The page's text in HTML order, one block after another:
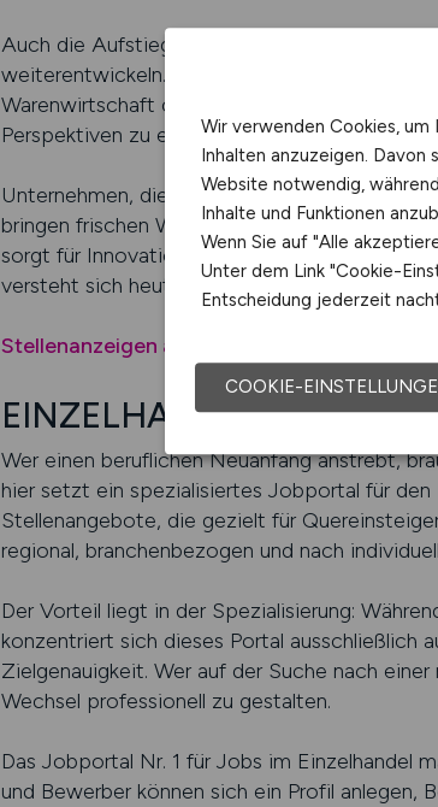
Auch die Aufstiegsmöglichkeiten für
weiterentwickeln. Schulungen, Workshops
Warenwirtschaft oder das Filialmanagement.
Perspektiven zu entdecken und gezielt zu
Unternehmen, die regelmäßig neue
bringen frischen Wind, praktische Erfahrung
sorgt für Innovation und eine positive
versteht sich heute als Berufsfeld, das
Stellenanzeigen auf EINZELHANDEL.JOBS
EINZELHANDEL.JOBS –
Wer einen beruflichen Neuanfang anstrebt,
hier setzt ein spezialisiertes Jobportal für
Stellenangebote, die gezielt für
regional, branchenbezogen und nach
Der Vorteil liegt in der Spezialisierung:
konzentriert sich dieses Portal ausschließlich
Zielgenauigkeit. Wer auf der Suche nach
Wechsel professionell zu gestalten.
Das Jobportal Nr. 1 für Jobs im Einzelhandel
und Bewerber können sich ein Profil anlegen,
Wir verwenden Cookies,
Inhalten anzuzeigen. Davon
Website notwendig,
Inhalte und Funktionen
Wenn Sie auf "Alle
Unter dem Link "Cookie-
Entscheidung jederzeit
COOKIE-